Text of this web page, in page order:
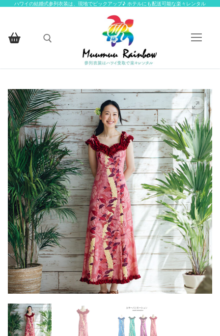
コ
ハワイの結婚式参列衣装は、現地でピックアップ♪ ホテルにも配送可能な楽々レンタル
HOME
楽々レンタルについて
楽々レンタル衣装一覧
楽々レンタル衣装一覧
アイテムから探す
アイテムから探す
アロハシャツ
アロハシャツ
パンツ
ムームー・ハワイアンドレス
キッズ・ベビー ドレス・アロハ
キッズ・ベビー ドレス・アロハ
ボーイズ
靴・バッグ・アクセサリ
お揃いの柄から探す
お揃いの柄から探す
セレス
ハイビスカス
ハイビスカスB
プルメリア
お揃いの色から探す
お揃いの色から探す
レッド（赤）
ピンク（桃）
ブルー（青・水色）
大きいサイズ（2XL〜）
ホテル追加配送料
その他
お客様ギャラリー
お問い合わせ
検
索: